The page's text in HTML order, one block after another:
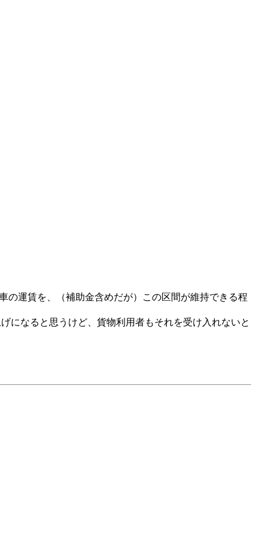
の運賃を、（補助金含めだが）この区間が維持できる程
になると思うけど、貨物利用者もそれを受け入れないと